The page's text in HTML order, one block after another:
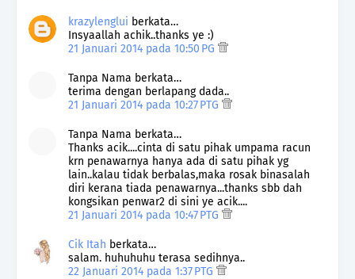
krazylenglui berkata…
Insyaallah achik..thanks ye :)
21 Januari 2014 pada 10:50 PG
Tanpa Nama berkata…
terima dengan berlapang dada..
21 Januari 2014 pada 10:27 PTG
Tanpa Nama berkata…
Thanks acik....cinta di satu pihak umpama racun
krn penawarnya hanya ada di satu pihak yg
lain..kalau tidak berbalas,maka rosak binasalah
diri kerana tiada penawarnya...thanks sbb dah
kongsikan penwar2 di sini ye acik....
21 Januari 2014 pada 10:47 PTG
Cik Itah berkata…
salam. huhuhuhu terasa sedihnya..
22 Januari 2014 pada 1:37 PTG